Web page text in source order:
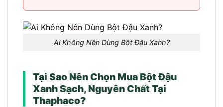
Ai Không Nên Dùng Bột Đậu Xanh?
Tại Sao Nên Chọn Mua Bột Đậu
Xanh Sạch, Nguyên Chất Tại
Thaphaco?